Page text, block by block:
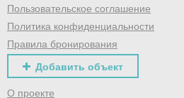
Пользовательское соглашение
Политика конфиденциальности
Правила бронирования
Добавить объект
О проекте